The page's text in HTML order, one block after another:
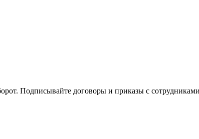
Подписывайте договоры и приказы с